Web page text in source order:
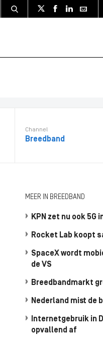
Channel
Breedband
MEER IN BREEDBAND
KPN zet nu ook
Rocket Lab koopt
SpaceX wordt
de VS
Breedbandmarkt
Nederland mist de
Internetgebruik in
opvallend af